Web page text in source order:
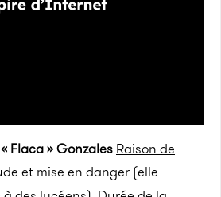
Flaca » Gonzales Raison de
et mise en danger (elle